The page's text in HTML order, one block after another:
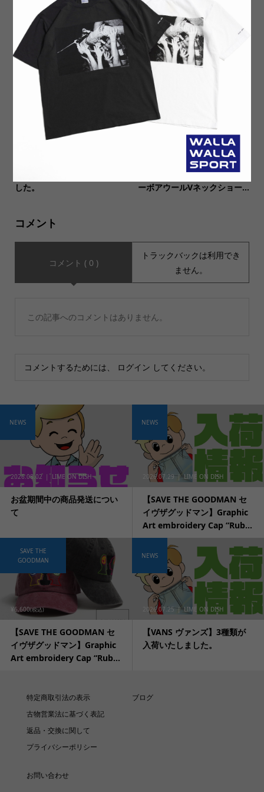
【ämne アンヌ】NYLON pa
rk shirts ナイロン パークシ
ャツ
【IMPRESTORE インプレス
トア】NEW COLOR Sonya t-
cloth V.D Football half sle...
した。
【COLD BREAKER (コールド
ブレーカー)】別注プルオーバ
ーボアウールVネックショー...
コメント
コメント ( 0 )
トラックバックは利用でき
ません。
この記事へのコメントはありません。
コメントするためには、 ログイン してください。
2026.08.02 LIME ON DISH
お盆期間中の商品発送につい
て
NEWS
2026.07.29 LIME ON DISH
【SAVE THE GOODMAN セ
イヴザグッドマン】Graphic
Art embroidery Cap “Rub...
NEWS
¥6,600(税込)
【SAVE THE GOODMAN セ
イヴザグッドマン】Graphic
Art embroidery Cap “Rub...
SAVE THE
GOODMAN
2026.07.25 LIME ON DISH
【VANS ヴァンズ】3種類が
入荷いたしました。
NEWS
特定商取引法の表示
古物営業法に基づく表記
返品・交換に関して
プライバシーポリシー
ブログ
お問い合わせ